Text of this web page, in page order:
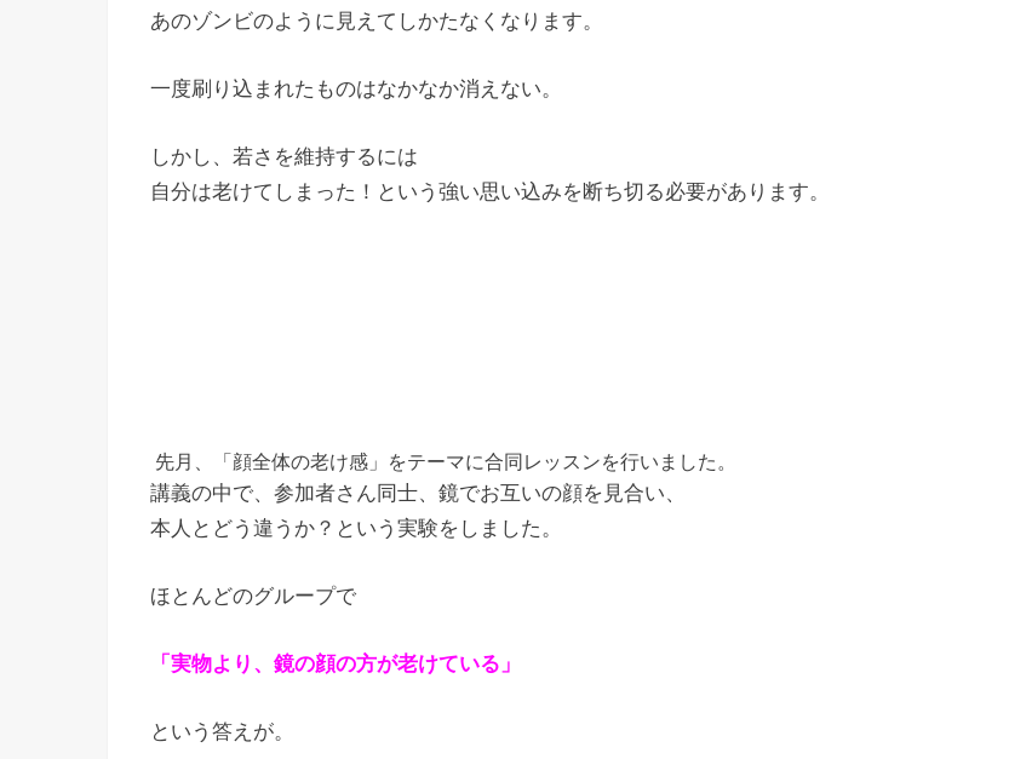
あのゾンビのように見えてしかたなくなります。
一度刷り込まれたものはなかなか消えない。
しかし、若さを維持するには
自分は老けてしまった！という強い思い込みを断ち切る必要があります。
先月、「顔全体の老け感」をテーマに合同レッスンを行いました。
講義の中で、参加者さん同士、鏡でお互いの顔を見合い、
本人とどう違うか？という実験をしました。
ほとんどのグループで
「実物より、鏡の顔の方が老けている」
という答えが。